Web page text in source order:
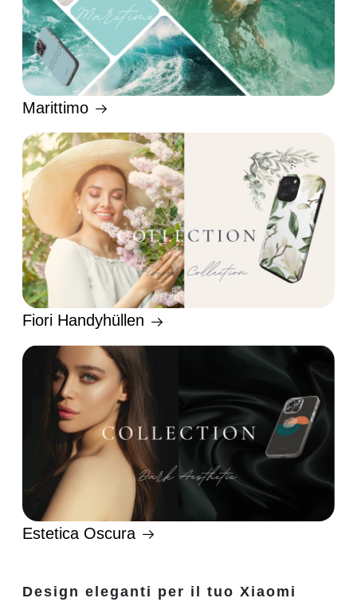
Marittimo
Fiori Handyhüllen
Estetica Oscura
Design eleganti per il tuo Xiaomi